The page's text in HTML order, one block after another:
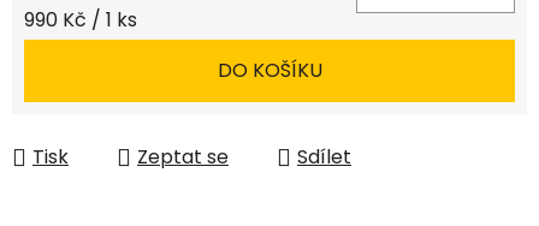
Měrná cena:
990 Kč / 1 ks
DO KOŠÍKU
Tisk Zeptat se Sdílet